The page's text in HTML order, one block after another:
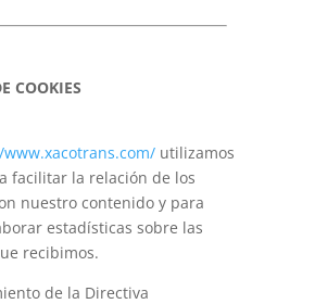
COOKIES
utilizamos
facilitar la relación de los
nuestro contenido y para
estadísticas sobre las
recibimos.
de la Directiva